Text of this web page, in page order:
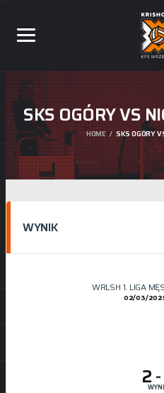
SKS OGÓRY VS
HOME SKS OGÓRY
WYNIK
WRLSH 1. LIGA
02/03/
2-